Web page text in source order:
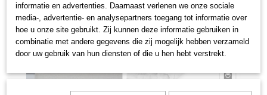
informatie en advertenties. Daarnaast verlenen we onze sociale
media-, advertentie- en analysepartners toegang tot informatie over
hoe u onze site gebruikt. Zij kunnen deze informatie gebruiken in
combinatie met andere gegevens die zij mogelijk hebben verzameld
door uw gebruik van hun diensten of die u hen hebt verstrekt.